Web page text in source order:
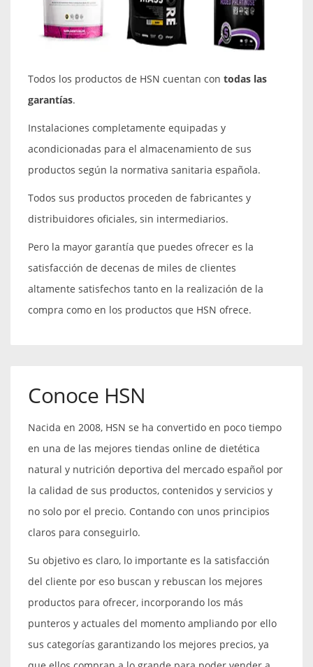
Todos los productos de HSN cuentan con todas las
garantías.
Instalaciones completamente equipadas y
acondicionadas para el almacenamiento de sus
productos según la normativa sanitaria española.
Todos sus productos proceden de fabricantes y
distribuidores oficiales, sin intermediarios.
Pero la mayor garantía que puedes ofrecer es la
satisfacción de decenas de miles de clientes
altamente satisfechos tanto en la realización de la
compra como en los productos que HSN ofrece.
Conoce HSN
Nacida en 2008, HSN se ha convertido en poco tiempo
en una de las mejores tiendas online de dietética
natural y nutrición deportiva del mercado español por
la calidad de sus productos, contenidos y servicios y
no solo por el precio. Contando con unos principios
claros para conseguirlo.
Su objetivo es claro, lo importante es la satisfacción
del cliente por eso buscan y rebuscan los mejores
productos para ofrecer, incorporando los más
punteros y actuales del momento ampliando por ello
sus categorías garantizando los mejores precios, ya